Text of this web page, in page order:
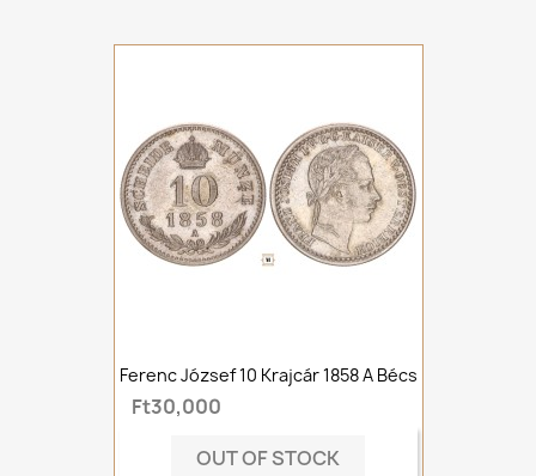
Ferenc József 10 Krajcár 1858 A Bécs
Ft30,000
OUT OF STOCK